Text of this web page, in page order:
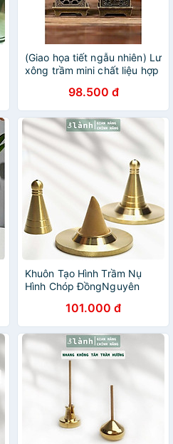
(Giao họa tiết ngẫu nhiên) Lư
xông trầm mini chất liệu hợp
tặng miếng lót chống cháy
98.500 đ
Khuôn Tạo Hình Trầm Nụ
Hình Chóp ĐồngNguyên
Dàng Xông Trầm Thư Giãn 3
Lành Quà 3.3
101.000 đ